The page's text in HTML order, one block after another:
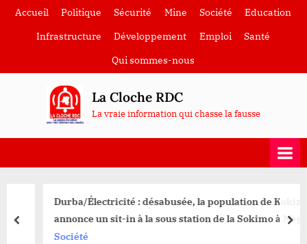
SkipAccueil Politique Sécurité Mine Société
Education
Infrastructure
Développement Emploi
Santé
Qui sommes-nous
La Cloche RDC
La vraie information qui chasse la fausse
Durba/Électricité : désabusée, la population de Kokiza
annonce un sit-in à la sous station de la Sokimo à Mège
Société
prev